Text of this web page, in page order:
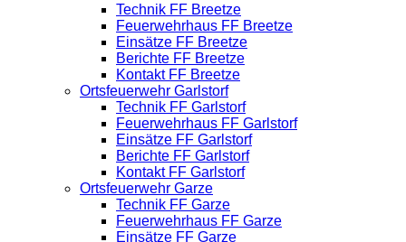
Technik FF Breetze
Feuerwehrhaus FF Breetze
Einsätze FF Breetze
Berichte FF Breetze
Kontakt FF Breetze
Ortsfeuerwehr Garlstorf
Technik FF Garlstorf
Feuerwehrhaus FF Garlstorf
Einsätze FF Garlstorf
Berichte FF Garlstorf
Kontakt FF Garlstorf
Ortsfeuerwehr Garze
Technik FF Garze
Feuerwehrhaus FF Garze
Einsätze FF Garze